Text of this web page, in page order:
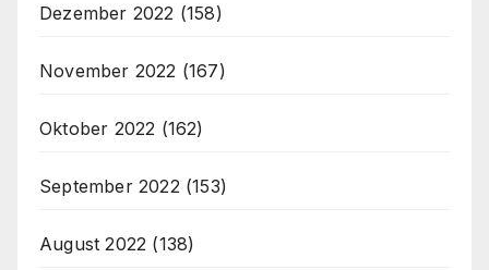
Dezember 2022 (158)
November 2022 (167)
Oktober 2022 (162)
September 2022 (153)
August 2022 (138)